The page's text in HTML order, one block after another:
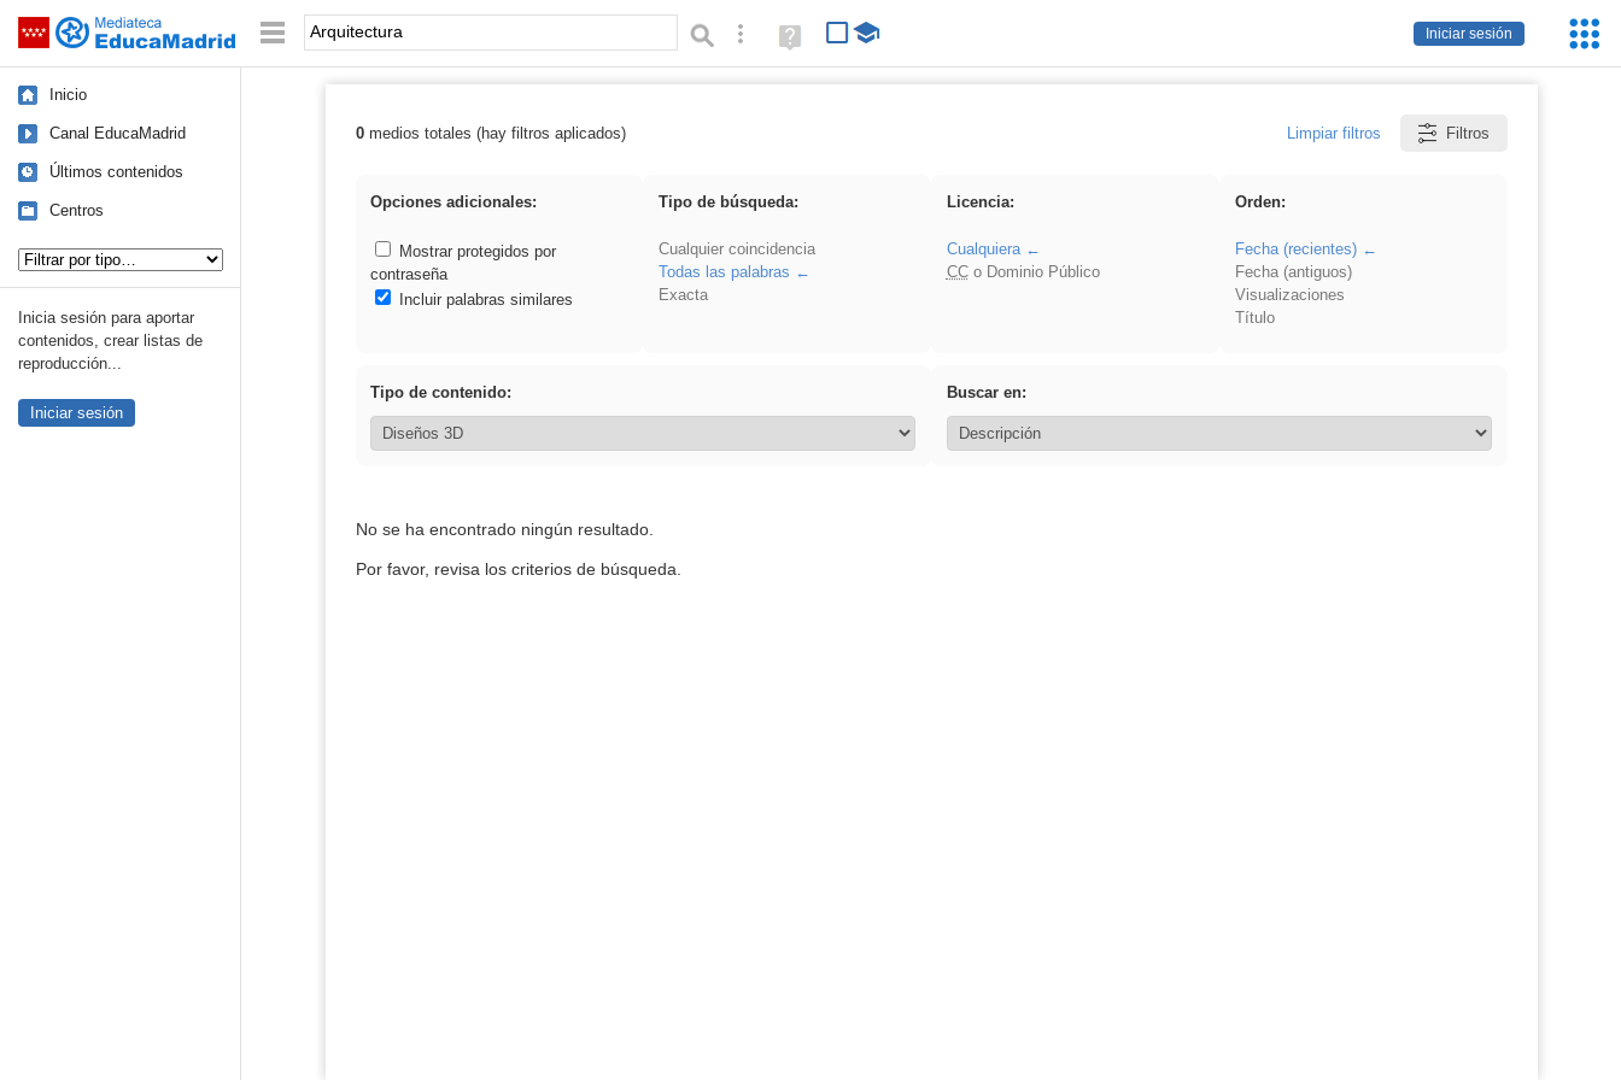
Saltar navegación
Iniciar sesión
Palabra o frase: Búsqueda avanzada
Ayuda
(en
Inicio
Canal EducaMadrid
Últimos contenidos
Centros
Inicia sesión para aportar
contenidos, crear listas de
reproducción...
Iniciar sesión
Resultados de: Arquitectura
0medios totales (hay filtros aplicados) Limpiar filtros Filtros
Opciones adicionales:
Mostrar protegidos por
contraseña
Incluir palabras similares
Tipo de búsqueda:
Cualquier coincidencia
Todas las palabras
Exacta
Licencia:
Cualquiera
CCo Dominio Público
Orden:
Fecha (recientes)
Fecha (antiguos)
Visualizaciones
Título
Tipo de contenido: Buscar en:
No se ha encontrado ningún resultado.
Por favor, revisa los criterios de búsqueda.